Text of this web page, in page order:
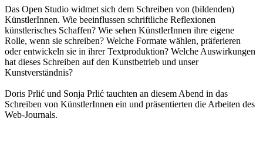
Das Open Studio widmet sich dem Schreiben von (bildenden)
KünstlerInnen. Wie beeinflussen schriftliche Reflexionen
künstlerisches Schaffen? Wie sehen KünstlerInnen ihre eigene
Rolle, wenn sie schreiben? Welche Formate wählen, präferieren
oder entwickeln sie in ihrer Textproduktion? Welche Auswirkungen
hat dieses Schreiben auf den Kunstbetrieb und unser
Kunstverständnis?
Doris Prlić und Sonja Prlić tauchten an diesem Abend in das
Schreiben von KünstlerInnen ein und präsentierten die Arbeiten des
Web-Journals.